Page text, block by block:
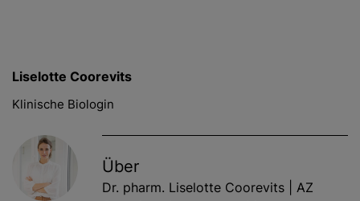
Liselotte Coorevits
Klinische Biologin
Über
Dr. pharm. Liselotte Coorevits | AZ